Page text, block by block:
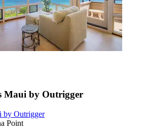
Maui by Outrigger
by Outrigger
Point